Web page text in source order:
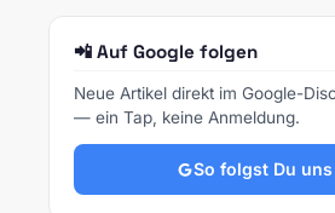
📲 Auf Google folgen
Neue Artikel direkt im Google-
— ein Tap, keine Anmeldung.
So folgst Du uns